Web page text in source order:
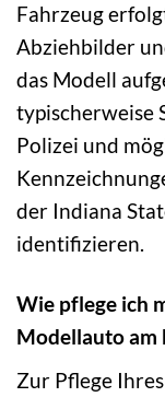
Fahrzeug
Abziehbilder
das Modell
typischerweise
Polizei und
der Indiana
identifizieren.
Wie pflege ich
Modellauto am
Zur Pflege